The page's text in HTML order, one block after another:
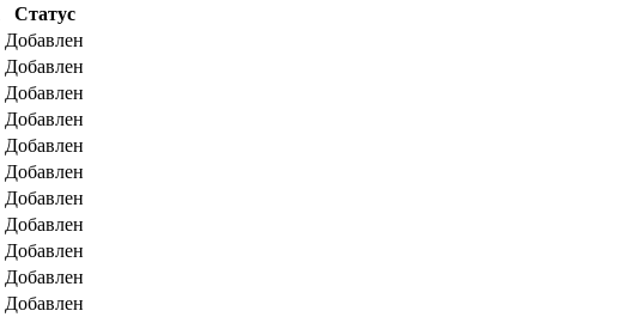
Статус
Добавлен
Добавлен
Добавлен
Добавлен
Добавлен
Добавлен
Добавлен
Добавлен
Добавлен
Добавлен
Добавлен